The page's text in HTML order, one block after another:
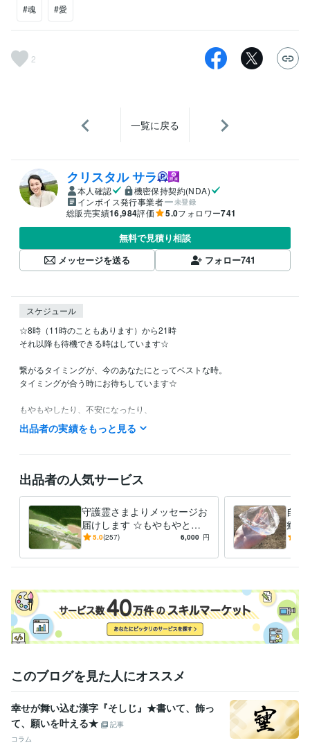
#魂 #愛
2
一覧に戻る
クリスタル サラ
本人確認
機密保持契約(NDA)
インボイス発行事業者
未登録
総販売実績16,984評価 5.0フォロワー741
無料で見積り相談
メッセージを送る
フォロー741
スケジュール
☆8時（11時のこともあります）から21時
それ以降も待機できる時はしています☆
繋がるタイミングが、今のあなたにとってベストな時。
タイミングが合う時にお待ちしています☆
もやもやしたり、不安になったり、
一人ではどうしようもない時に、
「拠り所」「駆け込み寺」と表現してくださる方もいらっしゃいまし
迷いやもやもやが、
気づきや「楽になるきっかけ」へと変わることがあります。
気持ちの切り替わりの、ひとつのきっかけになれたら嬉しいです。
ブログでは、湧いてきた言葉を綴っています。
自然の中にいる時間や、写真を撮った瞬間なども、
同じような状況にいる方の支えになることもあります。
それぞれの気づきが、
誰かのきっかけになれば嬉しく思います。
ベストなタイミングで繋がれることを、
経験職種
営業 / 営業事務・アシスタント 経験年数 : 2年
事務・ビジネスサポート / 事務（一般事務） 経験年数 : 9年
ライフスタイル・その他 / 占い師
ライフスタイル・その他 / カウンセラー・コーチ 経験年数 : 10年
出品者の実績をもっと見る
出品者の人気サービス
守護霊さまよりメッセージお
届けします ☆もやもやと不
安でいっぱいの方へ一言☆
5.0(257) 6,000 円
自分
癒し
リ
へ
このブログを見た人にオススメ
幸せが舞い込む漢字『そしじ』★書いて、飾っ
て、願いを叶える★
記事
コラム